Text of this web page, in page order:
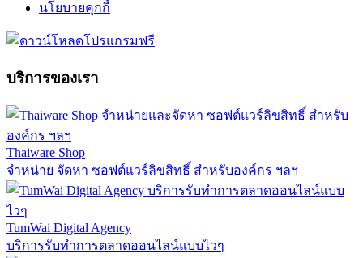
นโยบายคุกกี้
บริการของเรา
Thaiware Shop
จำหน่าย จัดหา ซอฟต์แวร์ลิขสิทธิ์ สำหรับองค์กร ฯลฯ
TumWai Digital Agency
บริการรับทำการตลาดออนไลน์แบบไวๆ